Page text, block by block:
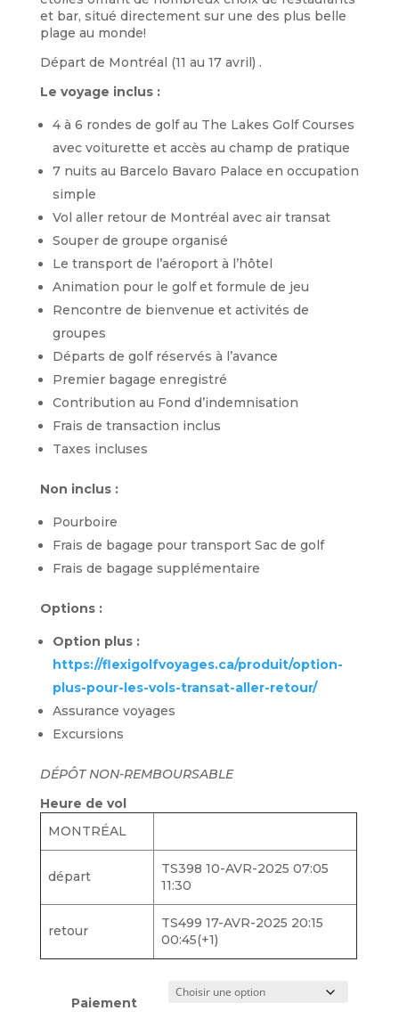
et bar, situé directement sur une des plus belle
plage au monde!
Départ de Montréal (11 au 17 avril) .
Le voyage inclus :
4 à 6 rondes de golf au The Lakes Golf Courses
avec voiturette et accès au champ de pratique
7 nuits au Barcelo Bavaro Palace en occupation
simple
Vol aller retour de Montréal avec air transat
Souper de groupe organisé
Le transport de l’aéroport à l’hôtel
Animation pour le golf et formule de jeu
Rencontre de bienvenue et activités de
groupes
Départs de golf réservés à l’avance
Premier bagage enregistré
Contribution au Fond d’indemnisation
Frais de transaction inclus
Taxes incluses
Non inclus :
Pourboire
Frais de bagage pour transport Sac de golf
Frais de bagage supplémentaire
Options :
Option plus :
https://flexigolfvoyages.ca/produit/option-
plus-pour-les-vols-transat-aller-retour/
Assurance voyages
Excursions
DÉPÔT NON-REMBOURSABLE
Heure de vol
MONTRÉAL
départ
TS398 10-AVR-2025 07:05
11:30
retour
TS499 17-AVR-2025 20:15
00:45(+1)
Paiement